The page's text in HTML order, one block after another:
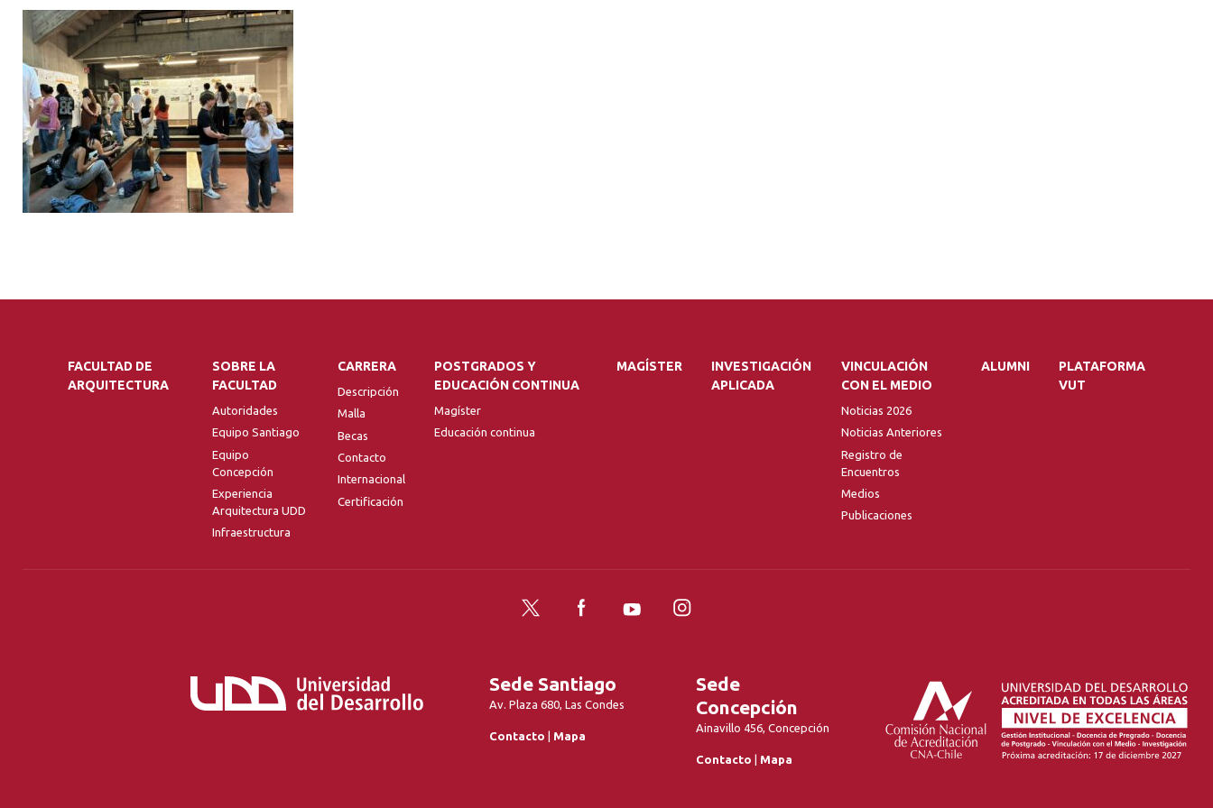
FACULTAD DE
ARQUITECTURA
SOBRE LA
FACULTAD
Autoridades
Equipo Santiago
Equipo
Concepción
Experiencia
Arquitectura UDD
Infraestructura
CARRERA
Descripción
Malla
Becas
Contacto
Internacional
Certificación
POSTGRADOS Y
EDUCACIÓN CONTINUA
Magíster
Educación continua
MAGÍSTER
INVESTIGACIÓN
APLICADA
VINCULACIÓN
CON EL MEDIO
Noticias 2026
Noticias Anteriores
Registro de
Encuentros
Medios
Publicaciones
ALUMNI
PLATAFORMA
VUT
Twitter FacebookYouTubeInstagram
Sede Santiago
Av. Plaza 680, Las Condes
Contacto | Mapa
Sede
Concepción
Ainavillo 456, Concepción
Contacto | Mapa